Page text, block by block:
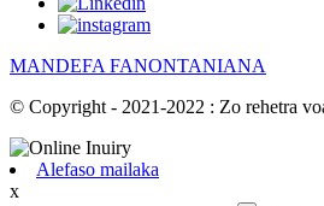
MANDEFA FANONTANIANA
© Copyright - 2021-2022 : Zo rehetra
Alefaso mailaka
x